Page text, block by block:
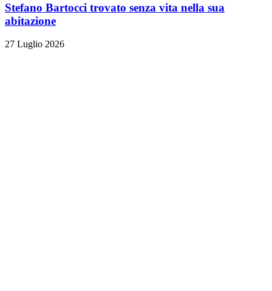
Stefano Bartocci trovato senza vita nella sua
abitazione
27 Luglio 2026